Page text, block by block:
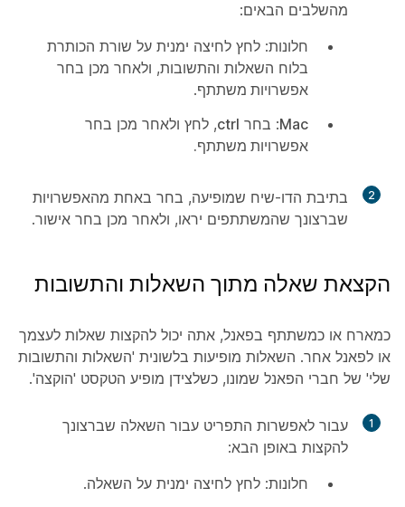
מהשלבים הבאים:
חלונות: לחץ לחיצה ימנית על שורת הכותרת
בלוח השאלות והתשובות, ולאחר מכן בחר
אפשרויות משתתף.
Mac: בחר ctrl, לחץ ולאחר מכן בחר
אפשרויות משתתף.
2
בתיבת הדו-שיח שמופיעה, בחר באחת מהאפשרויות
שברצונך שהמשתתפים יראו, ולאחר מכן בחר אישור.
הקצאת שאלה מתוך השאלות והתשובות
כמארח או כמשתתף בפאנל, אתה יכול להקצות שאלות לעצמך
או לפאנל אחר. השאלות מופיעות בלשונית 'השאלות והתשובות
שלי' של חברי הפאנל שמונו, כשלצידן מופיע הטקסט 'הוקצה'.
1
עבור לאפשרות התפריט עבור השאלה שברצונך
להקצות באופן הבא:
חלונות: לחץ לחיצה ימנית על השאלה.